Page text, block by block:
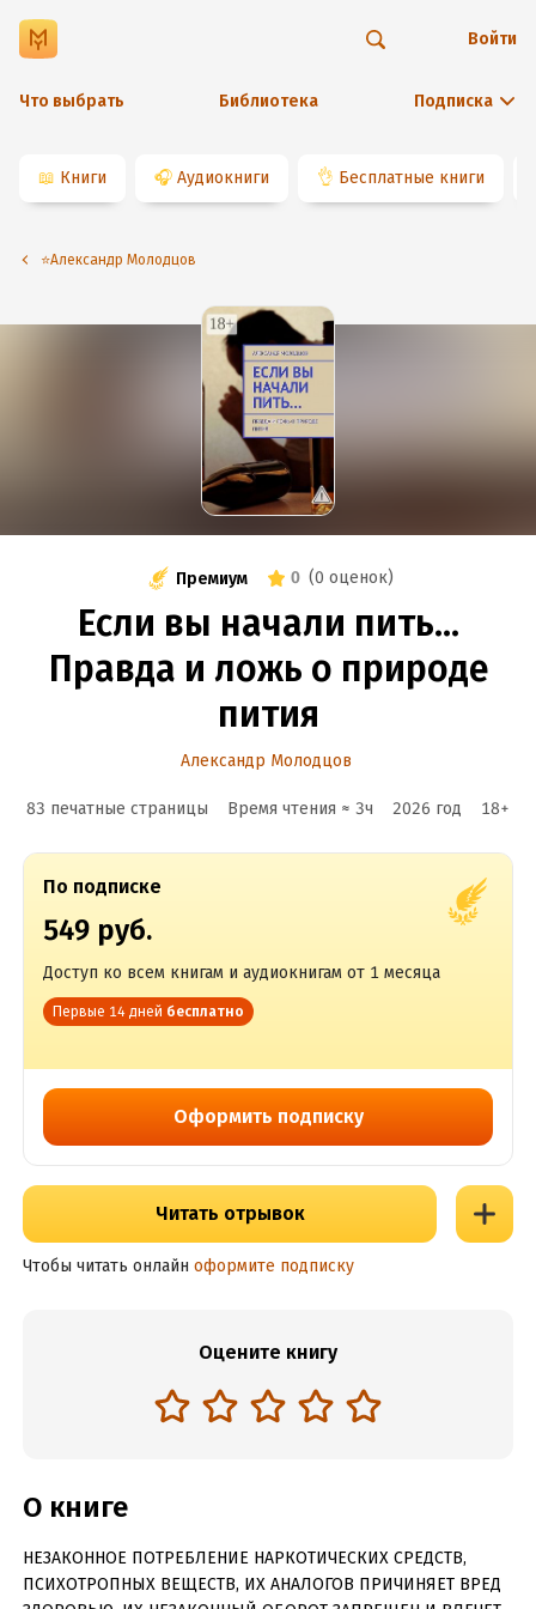
Что выбрать Библиотека Подписка
Войти
📖 Книги 🎧 Аудиокниги 👌 Бесплатные книги
⭐️Александр Молодцов
Премиум 0 (0 оценок)
Если вы начали пить…
Правда и ложь о природе
пития
Александр Молодцов
83 печатные страницы Время чтения ≈ 3ч 2026 год 18+
По подписке
549 руб.
Доступ ко всем книгам и аудиокнигам от 1 месяца
Первые 14 дней бесплатно
Оформить подписку
Читать отрывок
Чтобы читать онлайн оформите подписку
Оцените книгу
О книге
НЕЗАКОННОЕ ПОТРЕБЛЕНИЕ НАРКОТИЧЕСКИХ СРЕДСТВ,
ПСИХОТРОПНЫХ ВЕЩЕСТВ, ИХ АНАЛОГОВ ПРИЧИНЯЕТ ВРЕД